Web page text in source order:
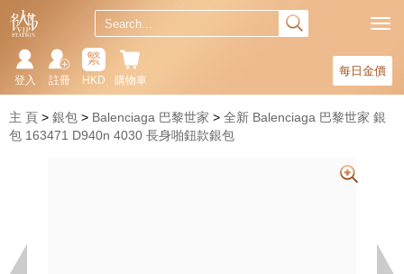
每日金價
購物車
繁
HKD
註冊
登入
主 頁 銀包 Balenciaga 巴黎世家
全新 Balenciaga 巴黎世家 銀
包 163471 D940n 4030 長身啪鈕款銀包